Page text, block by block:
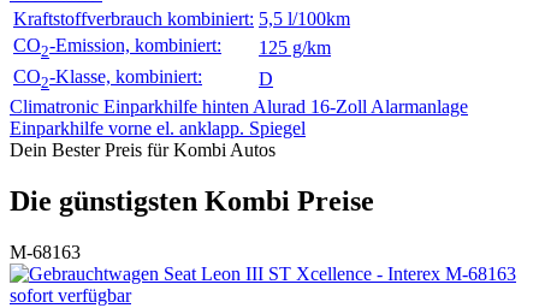
Kraftstoffverbrauch kombiniert: 5,5 l/100km
CO2-Emission, kombiniert:
125 g/km
CO2-Klasse, kombiniert:
D
Climatronic Einparkhilfe hinten Alurad 16-Zoll Alarmanlage
Einparkhilfe vorne el. anklapp. Spiegel
Dein Bester Preis für Kombi Autos
Die günstigsten Kombi Preise
M-68163
sofort verfügbar